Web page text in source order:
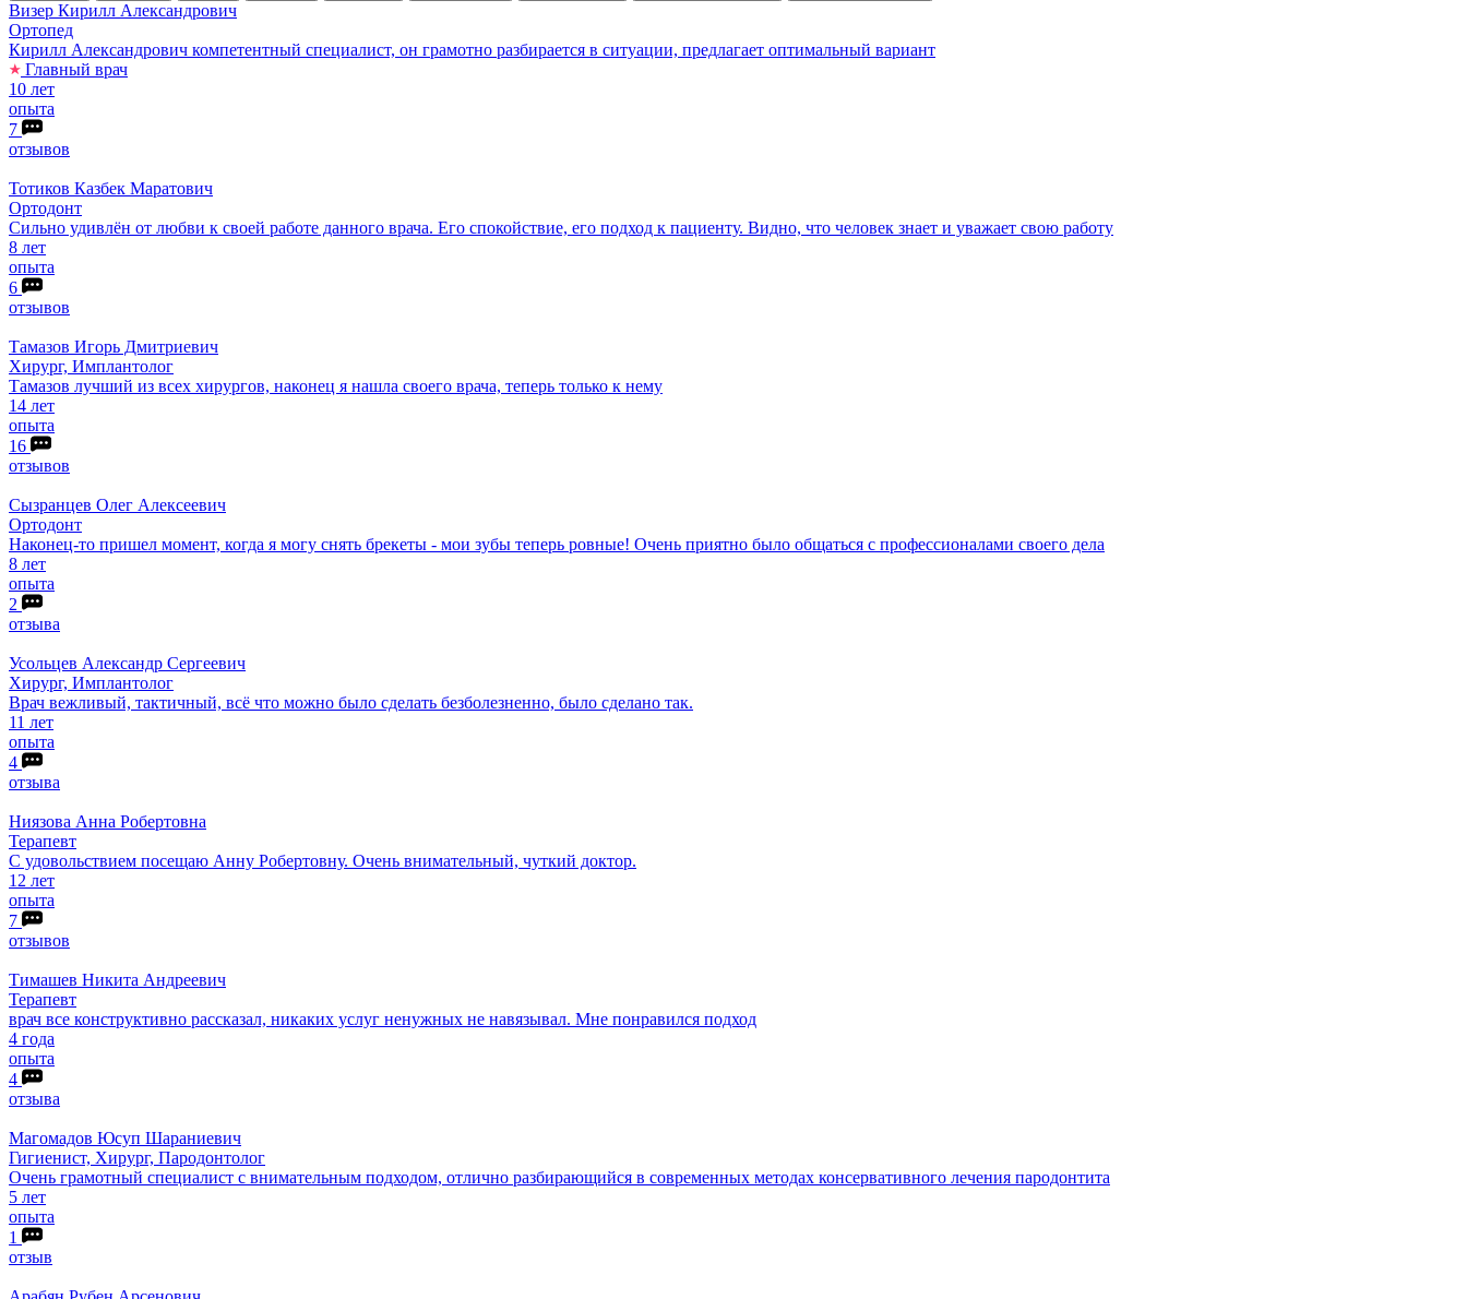
Визер Кирилл Александрович
Ортопед
Кирилл Александрович компетентный специалист, он грамотно разбирается в ситуации, предлагает оптимальный вариант
Главный врач
10 лет
опыта
7
отзывов
Тотиков Казбек Маратович
Ортодонт
Сильно удивлён от любви к своей работе данного врача. Его спокойствие, его подход к пациенту. Видно, что человек знает и уважает свою работу
8 лет
опыта
6
отзывов
Тамазов Игорь Дмитриевич
Хирург, Имплантолог
Тамазов лучший из всех хирургов, наконец я нашла своего врача, теперь только к нему
14 лет
опыта
16
отзывов
Сызранцев Олег Алексеевич
Ортодонт
Наконец-то пришел момент, когда я могу снять брекеты - мои зубы теперь ровные! Очень приятно было общаться с профессионалами своего дела
8 лет
опыта
2
отзыва
Усольцев Александр Сергеевич
Хирург, Имплантолог
Врач вежливый, тактичный, всё что можно было сделать безболезненно, было сделано так.
11 лет
опыта
4
отзыва
Ниязова Анна Робертовна
Терапевт
С удовольствием посещаю Анну Робертовну. Очень внимательный, чуткий доктор.
12 лет
опыта
7
отзывов
Тимашев Никита Андреевич
Терапевт
врач все конструктивно рассказал, никаких услуг ненужных не навязывал. Мне понравился подход
4 года
опыта
4
отзыва
Магомадов Юсуп Шараниевич
Гигиенист, Хирург, Пародонтолог
Очень грамотный специалист с внимательным подходом, отлично разбирающийся в современных методах консервативного лечения пародонтита
5 лет
опыта
1
отзыв